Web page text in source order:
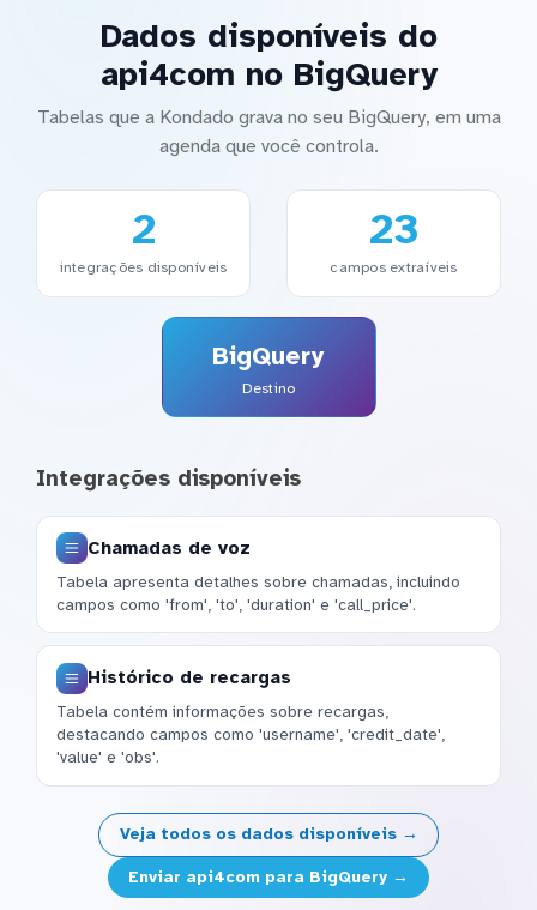
Dados disponíveis do
api4com no BigQuery
Tabelas que a Kondado grava no seu BigQuery, em uma
agenda que você controla.
2
integrações disponíveis
23
campos extraíveis
BigQuery
Destino
Integrações disponíveis
Chamadas de voz
Tabela apresenta detalhes sobre chamadas, incluindo
campos como 'from', 'to', 'duration' e 'call_price'.
Histórico de recargas
Tabela contém informações sobre recargas,
destacando campos como 'username', 'credit_date',
'value' e 'obs'.
Veja todos os dados disponíveis →
Enviar api4com para BigQuery →